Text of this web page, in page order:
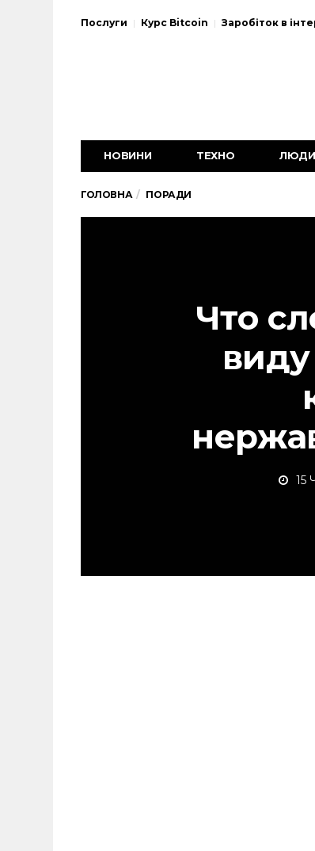
Послуги Курс Bitcoin Заробіток в
НОВИНИ ТЕХНО ЛЮДИ
ГОЛОВНА ПОРАДИ
Что
15